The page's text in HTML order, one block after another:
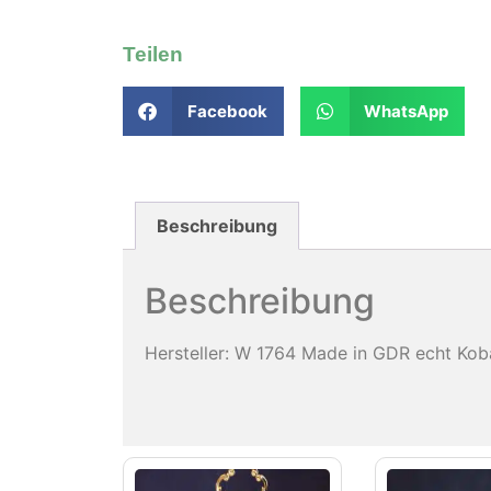
Teilen
Facebook WhatsApp
Beschreibung
Beschreibung
Hersteller: W 1764 Made in GDR echt